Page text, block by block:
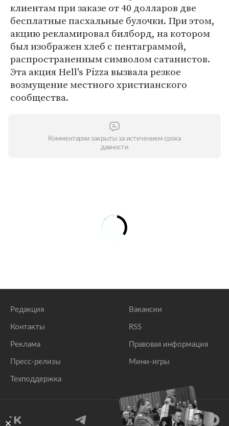
клиентам при заказе от 40 долларов две
бесплатные пасхальные булочки. При этом,
акцию рекламировал билборд, на котором
был изображен хлеб с пентаграммой,
распространенным символом сатанистов.
Эта акция Hell's Pizza вызвала резкое
возмущение местного христианского
сообщества.
Комментарии закрыты за истечением срока
давности
Редакция
Контакты
Реклама
Пресс-релизы
Техподдержка
Вакансии
RSS
Правовая информация
Мини-игры